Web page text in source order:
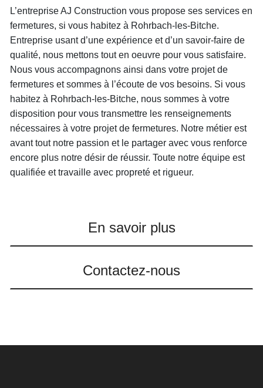
L’entrepriseAJ Construction vous propose ses services en
fermetures, si vous habitez à Rohrbach-les-Bitche.
Entreprise usant d’une expérience et d’un savoir-faire de
qualité, nous mettons tout en oeuvre pour vous satisfaire.
Nous vous accompagnons ainsi dans votre projet de
fermetures et sommes à l’écoute de vos besoins. Si vous
habitez à Rohrbach-les-Bitche, nous sommes à votre
disposition pour vous transmettre les renseignements
nécessaires à votre projet de fermetures. Notre métier est
avant tout notre passion et le partager avec vous renforce
encore plus notre désir de réussir. Toute notre équipe est
qualifiée et travaille avec propreté et rigueur.
En savoir plus
Contactez-nous